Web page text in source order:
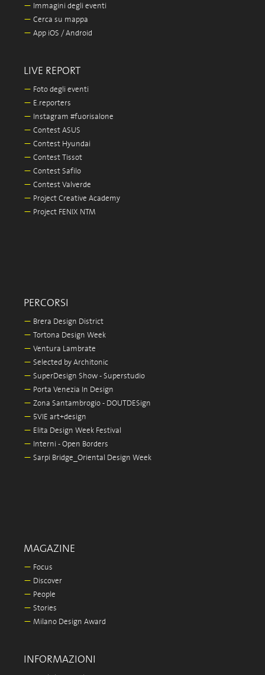
— Immagini degli eventi
— Cerca su mappa
— App iOS / Android
LIVE REPORT
— Foto degli eventi
— E.reporters
— Instagram #fuorisalone
— Contest ASUS
— Contest Hyundai
— Contest Tissot
— Contest Safilo
— Contest Valverde
— Project Creative Academy
— Project FENIX NTM
PERCORSI
— Brera Design District
— Tortona Design Week
— Ventura Lambrate
— Selected by Architonic
— SuperDesign Show - Superstudio
— Porta Venezia In Design
— Zona Santambrogio - DOUTDESign
— 5VIE art+design
— Elita Design Week Festival
— Interni - Open Borders
— Sarpi Bridge_Oriental Design Week
MAGAZINE
— Focus
— Discover
— People
— Stories
— Milano Design Award
INFORMAZIONI